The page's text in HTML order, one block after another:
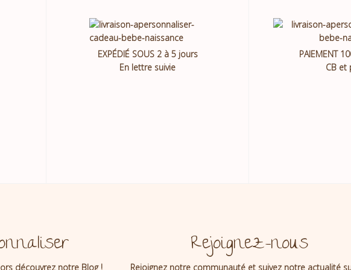
EXPÉDIÉ SOUS 2 à 5 jours
En lettre suivie
PAIEMENT
CB et
découvrez notre Blog !
Rejoignez-nous
Rejoignez notre communauté et suivez notre actualité